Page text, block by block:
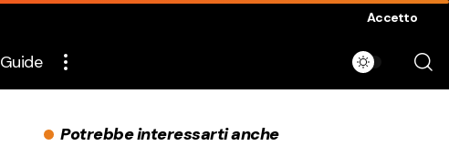
Accetto
Guide
Potrebbe interessarti anche